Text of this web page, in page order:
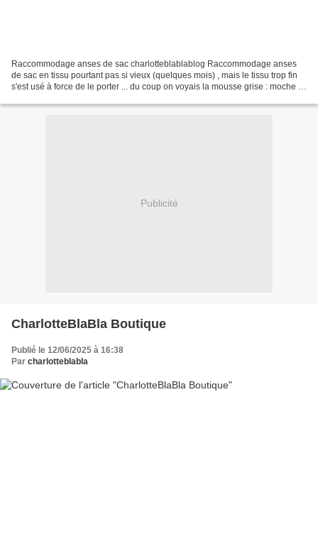
Raccommodage anses de sac charlotteblablablog Raccommodage anses
de sac en tissu pourtant pas si vieux (quelques mois) , mais le tissu trop fin
s'est usé à force de le porter ... du coup on voyais la mousse grise : moche .
Publicité
CharlotteBlaBla Boutique
Publié le 12/06/2025 à 16:38
Par charlotteblabla